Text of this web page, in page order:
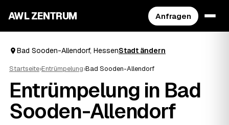
AWL ZENTRUM Anfragen
Bad Sooden-Allendorf, HessenStadt ändern
Startseite›Entrümpelung›Bad Sooden-Allendorf
Entrümpelung in Bad
Sooden-Allendorf